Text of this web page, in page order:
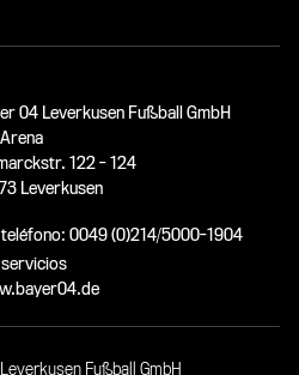
04 Leverkusen Fußball GmbH
122 - 124
Leverkusen
teléfono: 0049 (0)214/5000-1904
servicios
Fußball GmbH